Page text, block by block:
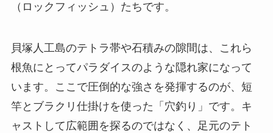
（ロックフィッシュ）たちです。
貝塚人工島のテトラ帯や石積みの隙間は、これら
根魚にとってパラダイスのような隠れ家になって
います。ここで圧倒的な強さを発揮するのが、短
竿とブラクリ仕掛けを使った「穴釣り」です。キ
ャストして広範囲を探るのではなく、足元のテト